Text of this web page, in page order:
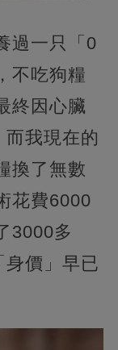
過一只「0
不吃狗糧
終因心臟
我現在的
換了無數
花費6000
3000多
價」早已